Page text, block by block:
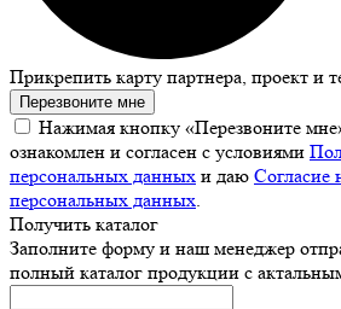
Прикрепить карту партнера, проект и
Перезвоните мне
Нажимая кнопку «Перезвоните
ознакомлен и согласен с условиями
персональных данных и даю Согласие
персональных данных.
Получить каталог
Заполните форму и наш менеджер
полный каталог продукции с